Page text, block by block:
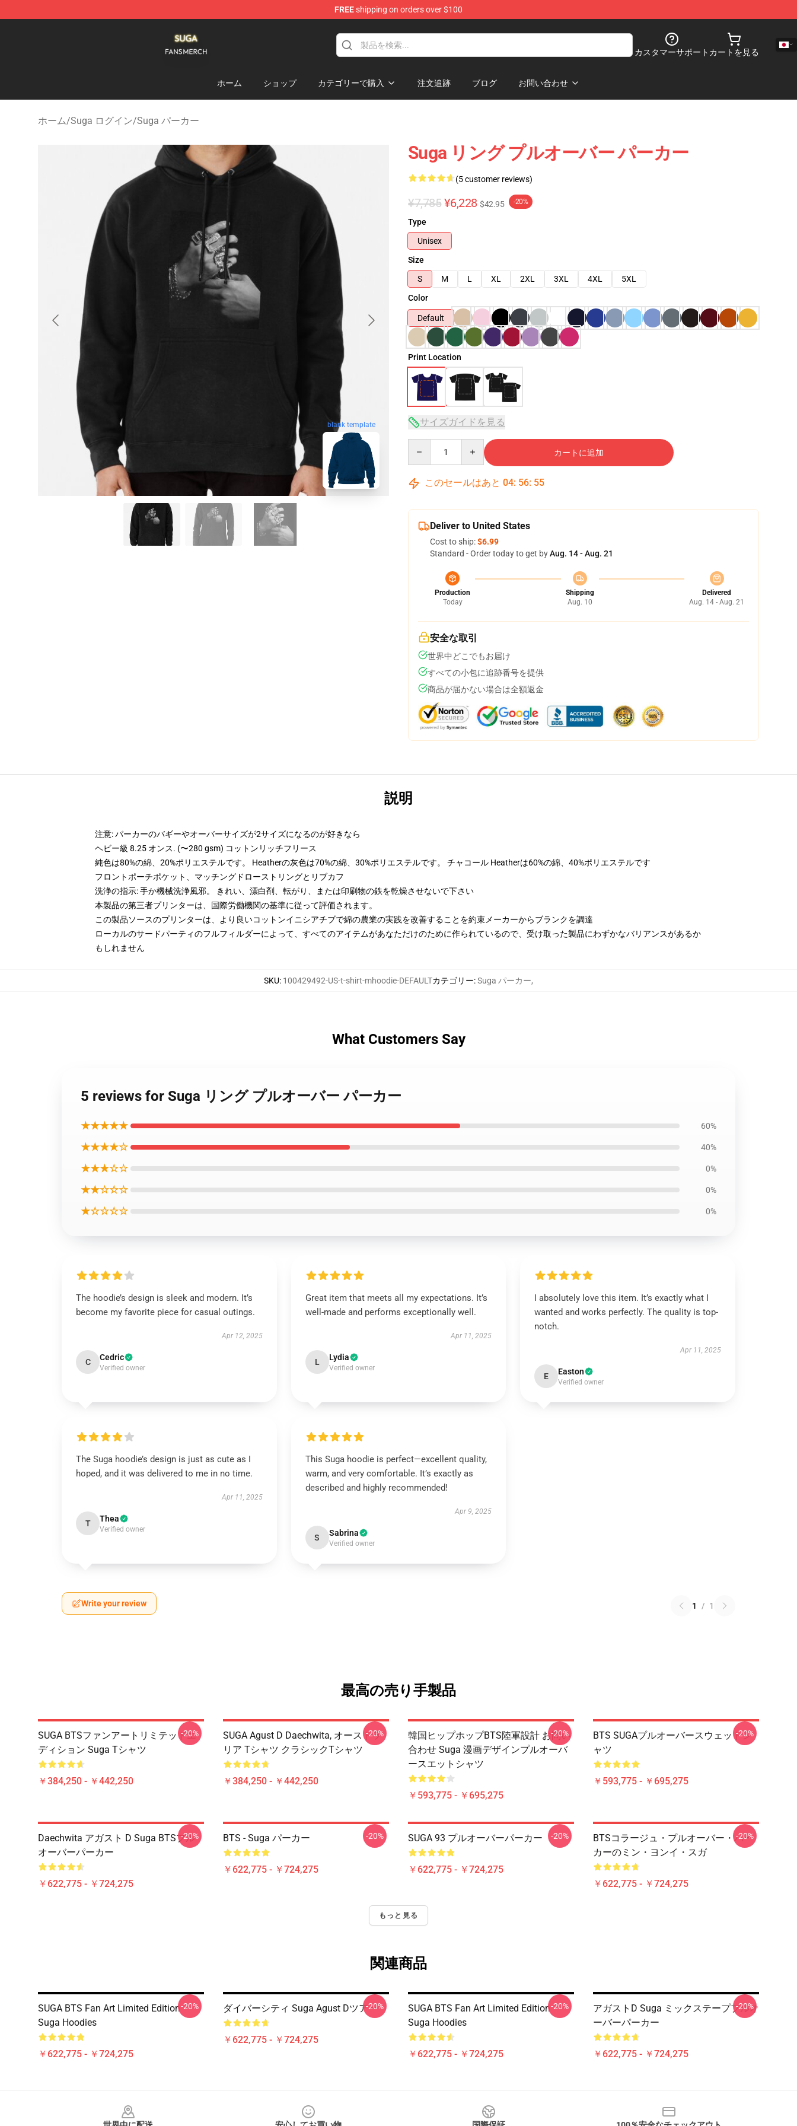
FREEshipping on orders over $100
カスタマーサポート カートを見る
ホーム ショップ カテゴリーで購入 注文追跡 ブログ お問い合わせ
ホーム/Suga ログイン/Suga パーカー
blank template
Suga リング プルオーバー パーカー
(5 customer reviews)
¥7,785 ¥6,228 $42.95 -20%
Type
Unisex
Size
S
M L XL 2XL 3XL 4XL
5XL
Color
Default
Print Location
サイズガイドを見る
カートに追加
このセールはあと 04: 56: 54
Deliver to United States
Cost to ship:$6.99
Standard - Order today to get byAug. 14 - Aug. 21
Production
Today
Shipping
Aug. 10
Delivered
Aug. 14 - Aug. 21
安全な取引
世界中どこでもお届け
すべての小包に追跡番号を提供
商品が届かない場合は全額返金
説明
注意: パーカーのバギーやオーバーサイズが2サイズになるのが好きなら
ヘビー級 8.25 オンス. (〜280 gsm) コットンリッチフリース
純色は80%の綿、20%ポリエステルです。 Heatherの灰色は70%の綿、30%ポリエステルです。 チャコール Heatherは60%の綿、40%ポリエステルです
フロントポーチポケット、マッチングドローストリングとリブカフ
洗浄の指示: 手か機械洗浄風邪。 きれい、漂白剤、転がり、または印刷物の鉄を乾燥させないで下さい
本製品の第三者プリンターは、国際労働機関の基準に従って評価されます。
この製品ソースのプリンターは、より良いコットンイニシアチブで綿の農業の実践を改善することを約束メーカーからブランクを調達
ローカルのサードパーティのフルフィルダーによって、すべてのアイテムがあなただけのために作られているので、受け取った製品にわずかなバリアンスがあるか
もしれません
SKU: 100429492-US-t-shirt-mhoodie-DEFAULTカテゴリー:Suga パーカー,
What Customers Say
5 reviews for Suga リング プルオーバー パーカー
★★★★★ 60%
★★★★☆ 40%
★★★☆☆ 0%
★★☆☆☆ 0%
★☆☆☆☆ 0%
The hoodie’s design is sleek and modern. It’s
become my favorite piece for casual outings.
Apr 12, 2025
C Cedric
Verified owner
Great item that meets all my expectations. It’s
well-made and performs exceptionally well.
Apr 11, 2025
L Lydia
Verified owner
I absolutely love this item. It’s exactly what I
wanted and works perfectly. The quality is top-
notch.
Apr 11, 2025
E Easton
Verified owner
The Suga hoodie’s design is just as cute as I
hoped, and it was delivered to me in no time.
Apr 11, 2025
T Thea
Verified owner
This Suga hoodie is perfect—excellent quality,
warm, and very comfortable. It’s exactly as
described and highly recommended!
Apr 9, 2025
S Sabrina
Verified owner
Write your review 1 / 1
最高の売り手製品
SUGA BTSファンアートリミテッドエ
ディション Suga Tシャツ
￥384,250 - ￥442,250
-20%
SUGA Agust D Daechwita, オーストラ
リア Tシャツ クラシックTシャツ
￥384,250 - ￥442,250
-20%
韓国ヒップホップBTS陸軍設計 お問い
合わせ Suga 漫画デザインプルオーバ
ースエットシャツ
￥593,775 - ￥695,275
-20%
BTS SUGAプルオーバースウェットシ
ャツ
￥593,775 - ￥695,275
-20%
Daechwita アガスト D Suga BTSプル
オーバーパーカー
￥622,775 - ￥724,275
-20% BTS - Suga パーカー
￥622,775 - ￥724,275
-20% SUGA 93 プルオーバーパーカー
￥622,775 - ￥724,275
-20%
BTSコラージュ・プルオーバー・パー
カーのミン・ヨンイ・スガ
￥622,775 - ￥724,275
-20%
もっと見る
関連商品
SUGA BTS Fan Art Limited Edition
Suga Hoodies
￥622,775 - ￥724,275
-20% ダイバーシティ Suga Agust Dツアー
￥622,775 - ￥724,275
-20%
SUGA BTS Fan Art Limited Edition
Suga Hoodies
￥622,775 - ￥724,275
-20%
アガストD Suga ミックステーププルオ
ーバーパーカー
￥622,775 - ￥724,275
-20%